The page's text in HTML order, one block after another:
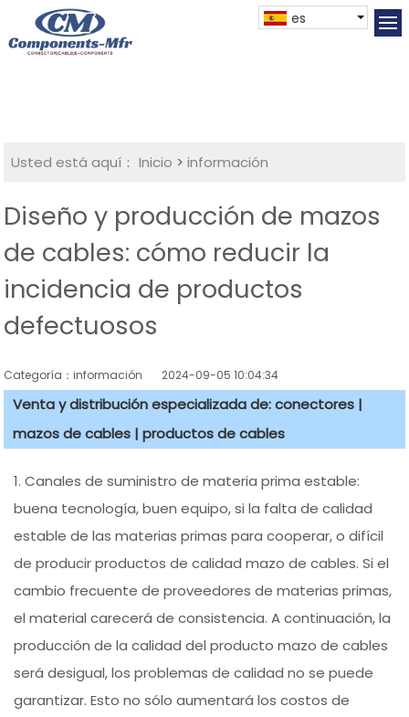
es
Usted está aquí： Inicio >información
Diseño y producción de mazos
de cables: cómo reducir la
incidencia de productos
defectuosos
Categoría：información 2024-09-05 10:04:34
Venta y distribución especializada de: conectores |
mazos de cables | productos de cables
1. Canales de suministro de materia prima estable:
buena tecnología, buen equipo, si la falta de calidad
estable de las materias primas para cooperar, o difícil
de producir productos de calidad mazo de cables. Si el
cambio frecuente de proveedores de materias primas,
el material carecerá de consistencia. A continuación, la
producción de la calidad del producto mazo de cables
será desigual, los problemas de calidad no se puede
garantizar. Esto no sólo aumentará los costos de